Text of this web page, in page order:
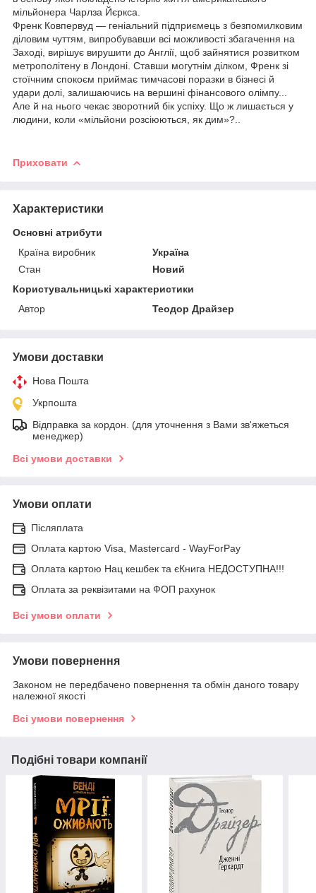
мільйонера Чарлза Йєркса.
Френк Ковпервуд — геніальний підприємець з безпомилковим
діловим чуттям, випробувавши всі можливості збагачення на
Заході, вирішує вирушити до Англії, щоб зайнятися розвитком
метрополітену в Лондоні. Ставши могутнім ділком, Френк зі
стоїчним спокоєм приймає тимчасові поразки в бізнесі й
удари долі, залишаючись на вершині фінансового олімпу...
Але й на нього чекає зворотний бік успіху. Що ж лишається у
людини, коли «мільйони розсіюються, як дим»?..
Приховати
Характеристики
Основні атрибути
Країна виробник
Україна
Стан
Новий
Користувальницькі характеристики
Автор
Теодор Драйзер
Умови доставки
Нова Пошта
Укрпошта
Відправка за кордон. (для уточнення з Вами зв'яжеться
менеджер)
Всі умови доставки
Умови оплати
Післяплата
Оплата картою Visa, Mastercard - WayForPay
Оплата картою Нац кешбек та єКнига НЕДОСТУПНА!!!
Оплата за реквізитами на ФОП рахунок
Всі умови оплати
Умови повернення
Законом не передбачено повернення та обмін даного товару
належної якості
Всі умови повернення
Подібні товари компанії